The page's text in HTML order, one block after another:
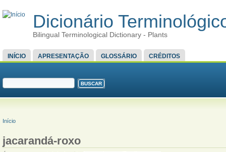
Dicionário
Bilingual Terminological Dictionary - Plants
MENU PRINCIPAL
INÍCIO APRESENTAÇÃO GLOSSÁRIO CRÉDITOS
FORMULÁRIO DE BUSCA
VOCÊ ESTÁ AQUI
Início
jacarandá-roxo